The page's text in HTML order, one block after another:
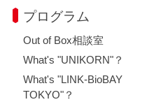
プログラム
Out of Box相談室
What's "UNIKORN"？
What's "LINK-BioBAY
TOKYO"？